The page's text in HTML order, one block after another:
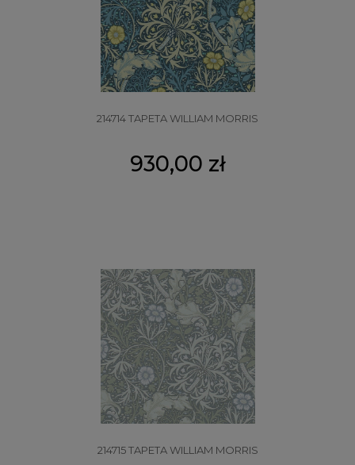
214714 TAPETA WILLIAM MORRIS
930,00 zł
214715 TAPETA WILLIAM MORRIS